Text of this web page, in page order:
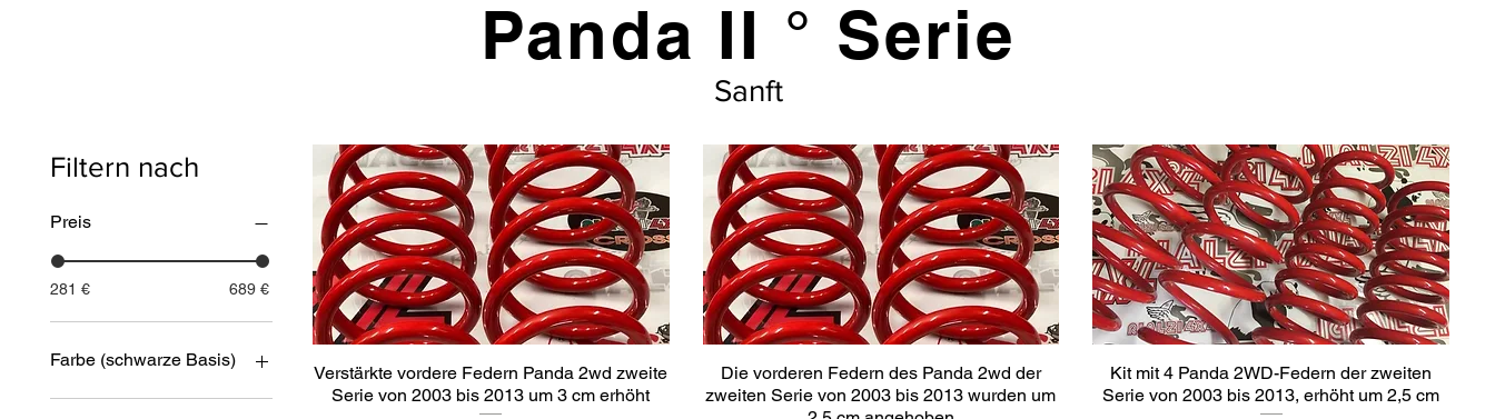
Panda II ° Serie
Sanft
Filtern nach
Preis
281 € 689 €
Farbe (schwarze Basis)
Verstärkte vordere Federn Panda 2wd zweite
Serie von 2003 bis 2013 um 3 cm erhöht
Die vorderen Federn des Panda 2wd der
zweiten Serie von 2003 bis 2013 wurden um
Kit mit 4 Panda 2WD-Federn der zweiten
Serie von 2003 bis 2013, erhöht um 2,5 cm